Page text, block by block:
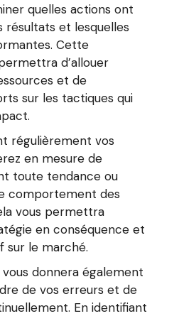
quelles actions ont
résultats et lesquelles
Cette
d’allouer
et de
sur les tactiques qui
régulièrement vos
en mesure de
toute tendance ou
comportement des
vous permettra
en conséquence et
le marché.
donnera également
de vos erreurs et de
En identifiant